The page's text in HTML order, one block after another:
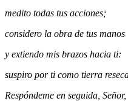
medito todas tus acciones;
considero la obra de tus manos
y extiendo mis brazos hacia ti:
suspiro por ti como tierra
Respóndeme en seguida, Señor,